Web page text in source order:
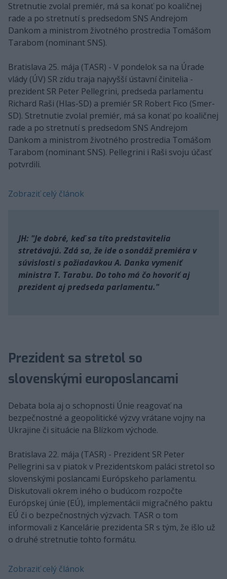
Stretnutie zvolal premiér, má sa konať po koaličnej
rade a po stretnutí s predsedom SNS Andrejom
Dankom a ministrom životného prostredia Tomášom
Tarabom (nominant SNS).
Bratislava 25. mája (TASR) - V pondelok sa na Úrade
vlády (ÚV) SR zídu traja najvyšší ústavní činitelia -
prezident SR Peter Pellegrini, predseda parlamentu
Richard Raši (Hlas-SD) a premiér SR Robert Fico (Smer-
SD). Stretnutie zvolal premiér, má sa konať po koaličnej
rade a po stretnutí s predsedom SNS Andrejom
Dankom a ministrom životného prostredia Tomášom
Tarabom (nominant SNS). Pellegrini i Raši svoju účasť
potvrdili.
Zobraziť celý článok
JH: "Je dobré, keď sa títo predstavitelia
stretávajú. Zdá sa, že ide o sondáž premiéra v
súvislosti s požiadavkou A. Danka vymeniť
ministra T. Tarabu. Do toho má čo hovoriť aj
prezident aj predseda parlamentu."
Prezident sa stretol so
slovenskými europoslancami
Debata bola aj o schopnosti Únie reagovať na
bezpečnostné a geopolitické výzvy vrátane vojny na
Ukrajine či situácie na Blízkom východe.
Bratislava 22. mája (TASR) - Prezident SR Peter
Pellegrini sa v piatok v Prezidentskom paláci stretol so
slovenskými poslancami Európskeho parlamentu.
Diskutovali okrem iného o budúcom rozpočte
Európskej únie (EÚ), implementácii migračného paktu
EÚ či o bezpečnostných výzvach. TASR o tom
informovali z Kancelárie prezidenta SR s tým, že išlo už
o druhé stretnutie tohto formátu.
Zobraziť celý článok